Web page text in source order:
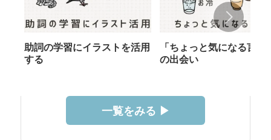
助詞の学習にイラストを活用
する
「ちょっと気になる言葉
の出会い
一覧をみる ▶︎